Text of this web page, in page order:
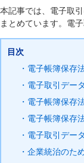
本記事では、電子取
まとめています。電
目次
・電子帳簿保存
・電子取引デー
・電子帳簿保存
・電子帳簿保存
・電子取引デー
・企業統治のた